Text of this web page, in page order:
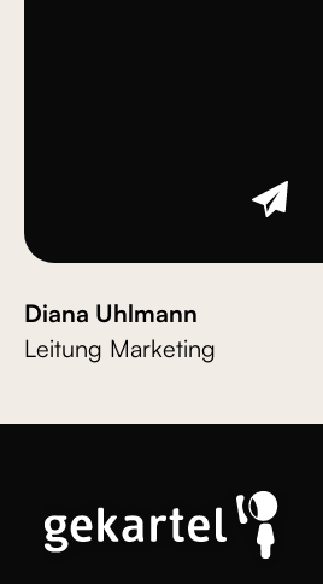
Diana Uhlmann
Leitung Marketing